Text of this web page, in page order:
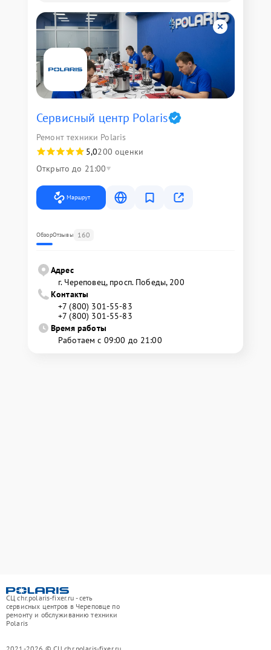
Сервисный центр Polaris
Ремонт техники Polaris
5,0200 оценки
Открыто до 21:00
Маршрут
ОбзорОтзывы 160
Адрес
г. Череповец, просп. Победы, 200
Контакты
+7 (800) 301-55-83
+7 (800) 301-55-83
Время работы
Работаем с 09:00 до 21:00
СЦ chr.polaris-fixer.ru - сеть
сервисных центров в Череповце по
ремонту и обслуживанию техники
Polaris